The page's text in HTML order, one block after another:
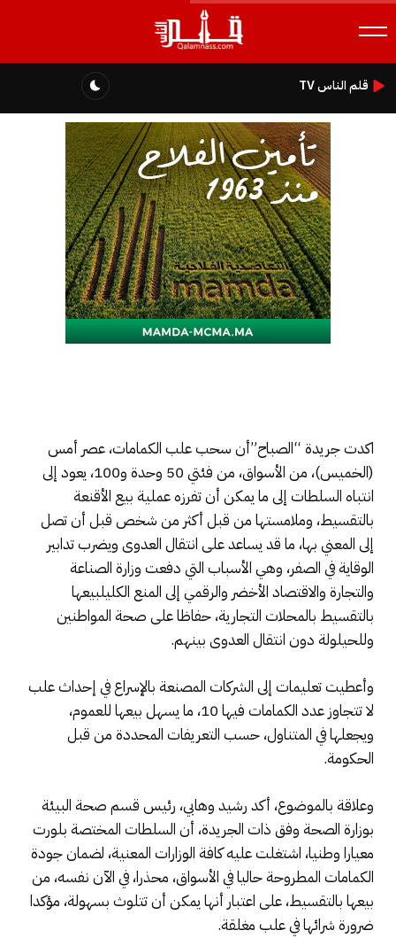
قلم الناس TV
اكدت جريدة “الصباح”أن سحب علب الكمامات، عصر أمس
(الخميس)، من الأسواق، من فئتي 50 وحدة و100، يعود إلى
انتباه السلطات إلى ما يمكن أن تفرزه عملية بيع الأقنعة
بالتقسيط، وملامستها من قبل أكثر من شخص قبل أن تصل
إلى المعني بها، ما قد يساعد على انتقال العدوى ويضرب تدابير
الوقاية في الصفر، وهي الأسباب التي دفعت وزارة الصناعة
والتجارة والاقتصاد الأخضر والرقمي إلى المنع الكليلبيعها
بالتقسيط بالمحلات التجارية، حفاظا على صحة المواطنين
وللحيلولة دون انتقال العدوى بينهم.
وأعطيت تعليمات إلى الشركات المصنعة بالإسراع في إحداث علب
لا تتجاوز عدد الكمامات فيها 10، ما يسهل بيعها للعموم،
ويجعلها في المتناول، حسب التعريفات المحددة من قبل
الحكومة.
وعلاقة بالموضوع، أكد رشيد وهابي، رئيس قسم صحة البيئة
بوزارة الصحة وفق ذات الجريدة، أن السلطات المختصة بلورت
معيارا وطنيا، اشتغلت عليه كافة الوزارات المعنية، لضمان جودة
الكمامات المطروحة حاليا في الأسواق، محذرا، في الآن نفسه، من
بيعها بالتقسيط، على اعتبار أنها يمكن أن تتلوث بسهولة، مؤكدا
ضرورة شرائها في علب مغلقة.